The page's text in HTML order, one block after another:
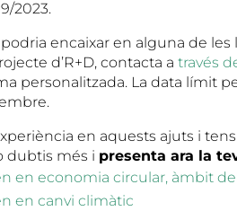
2023.
encaixar en alguna de les
d’R+D, contacta a través
personalitzada. La data límit
en aquests ajuts i
dubtis més i presenta ara la
en economia circular, àmbit
en canvi climàtic